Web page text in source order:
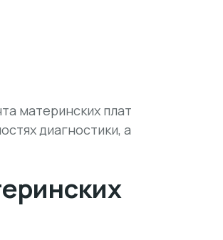
материнских плат
диагностики, а